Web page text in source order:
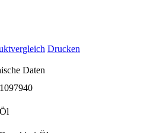
Drucken
Daten
1097940
Öl